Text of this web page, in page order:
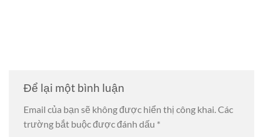
Để lại một bình luận
Email của bạn sẽ không được hiển thị công khai.Các
trường bắt buộc được đánh dấu *